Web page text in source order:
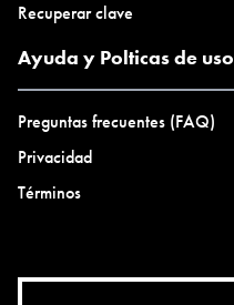
Recuperar clave
Ayuda y Polticas de uso
Preguntas frecuentes (FAQ)
Privacidad
Términos